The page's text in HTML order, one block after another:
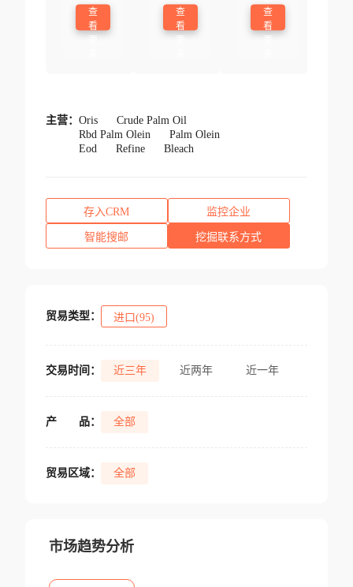
查
看
查
看
查
看
主营： Oris
Crude Palm Oil
Rbd Palm Olein
Palm Olein
Eod
Refine Bleach
存入CRM 监控企业
智能搜邮 挖掘联系方式
贸易类型： 进口(95)
交易时间： 近三年 近两年 近一年
产 品： 全部
贸易区域： 全部
市场趋势分析